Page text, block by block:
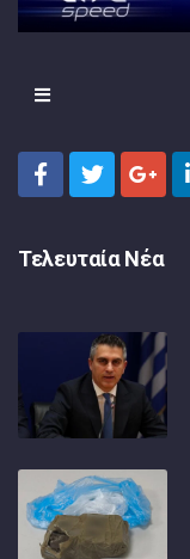
Τελευταία Νέα